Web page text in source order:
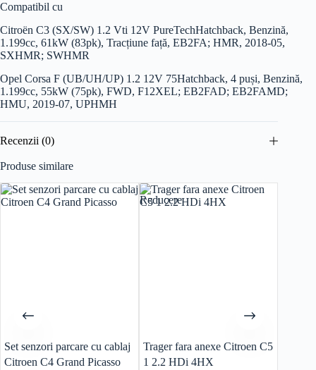
Compatibil cu
Citroën C3 (SX/SW) 1.2 Vti 12V PureTechHatchback, Benzină,
1.199cc, 61kW (83pk), Tracțiune față, EB2FA; HMR, 2018-05,
SXHMR; SWHMR
Opel Corsa F (UB/UH/UP) 1.2 12V 75Hatchback, 4 puși, Benzină,
1.199cc, 55kW (75pk), FWD, F12XEL; EB2FAD; EB2FAMD;
HMU, 2019-07, UPHMH
Recenzii (0)
Produse similare
Set senzori parcare cu cablaj
Citroen C4 Grand Picasso
Reducere
Trager fara anexe Citroen C5
1 2.2 HDi 4HX